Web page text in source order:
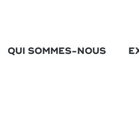
QUI SOMMES-NOUS